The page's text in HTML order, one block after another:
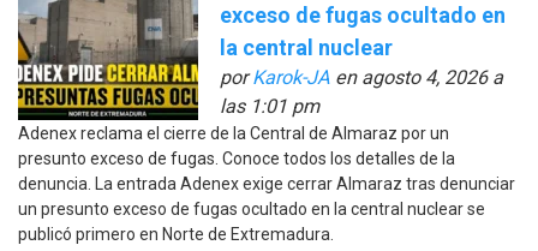
exceso de fugas ocultado en
la central nuclear
porKarok-JA en agosto 4, 2026 a
las 1:01 pm
Adenex reclama el cierre de la Central de Almaraz por un
presunto exceso de fugas. Conoce todos los detalles de la
denuncia. La entrada Adenex exige cerrar Almaraz tras denunciar
un presunto exceso de fugas ocultado en la central nuclear se
publicó primero en Norte de Extremadura.